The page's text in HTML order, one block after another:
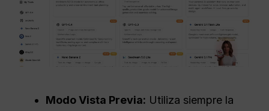
Modo Vista Previa: Utiliza siempre la